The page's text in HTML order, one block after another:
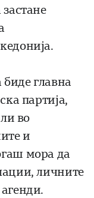
биде главна
партија,
во
и
мора да
личните